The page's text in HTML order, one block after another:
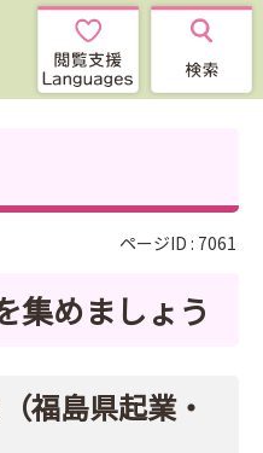
ページID : 7061
集めましょう
福島県起業・